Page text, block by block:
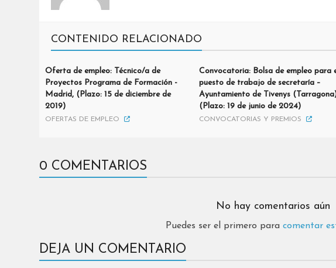
CONTENIDO RELACIONADO
Oferta de empleo: Técnico/a de
Proyectos Programa de Formación -
Madrid, (Plazo: 15 de diciembre de
2019)
OFERTAS DE EMPLEO
Convocatoria: Bolsa de empleo para
puesto de trabajo de secretaría –
Ayuntamiento de Tivenys
(Plazo: 19 de junio de 2024)
CONVOCATORIAS Y PREMIOS
0 COMENTARIOS
No hay comentarios aún
Puedes ser el primero paracomentar
DEJA UN COMENTARIO